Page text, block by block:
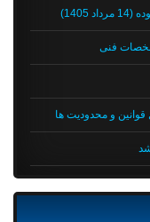
و محدودیت ها